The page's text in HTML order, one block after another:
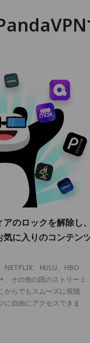
のロックを解除し、
に入りのコンテン
NETFLIX、HULU、HBO
その他の国のストリーミ
からでもスムーズに視聴
に自由にアクセスできま